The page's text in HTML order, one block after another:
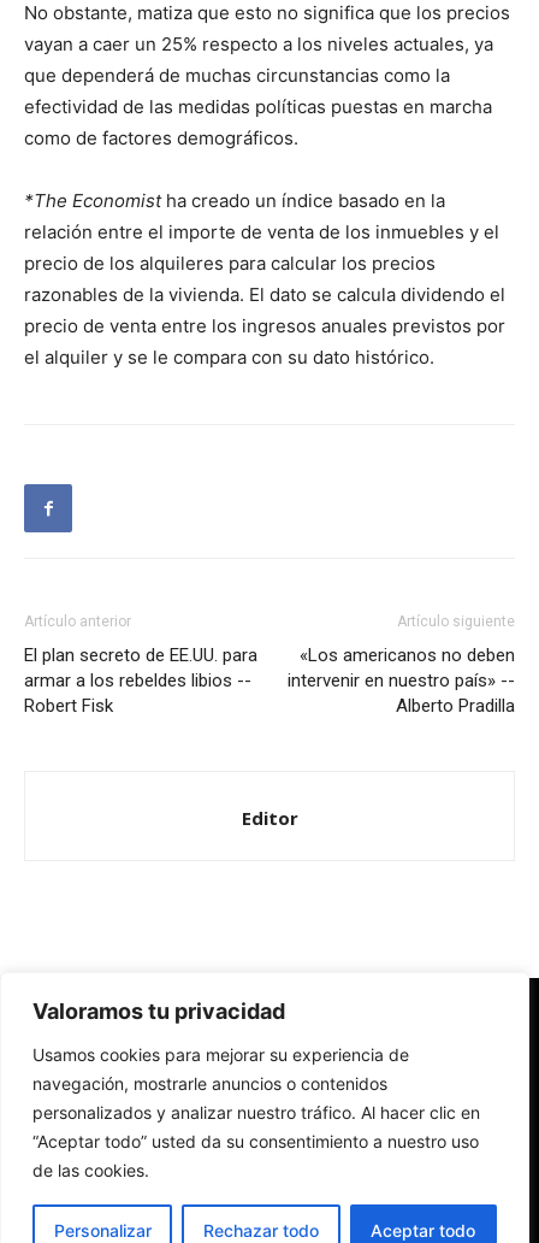
Valoramos tu privacidad
Usamos cookies para mejorar su experiencia de
navegación, mostrarle anuncios o contenidos
personalizados y analizar nuestro tráfico. Al hacer clic en
“Aceptar todo” usted da su consentimiento a nuestro uso
de las cookies.
Personalizar Rechazar todo Aceptar todo
No obstante, matiza que esto no significa que los precios
vayan a caer un 25% respecto a los niveles actuales, ya
que dependerá de muchas circunstancias como la
efectividad de las medidas políticas puestas en marcha
como de factores demográficos.
*The Economistha creado un índice basado en la
relación entre el importe de venta de los inmuebles y el
precio de los alquileres para calcular los precios
razonables de la vivienda. El dato se calcula dividendo el
precio de venta entre los ingresos anuales previstos por
el alquiler y se le compara con su dato histórico.
Artículo anterior
El plan secreto de EE.UU. para
armar a los rebeldes libios --
Robert Fisk
Artículo siguiente
«Los americanos no deben
intervenir en nuestro país» --
Alberto Pradilla
Editor
Redes Cristianas
Una mirada alternativa sobre la Iglesia católica y la sociedad
- Colectivos de Redes Cristianas